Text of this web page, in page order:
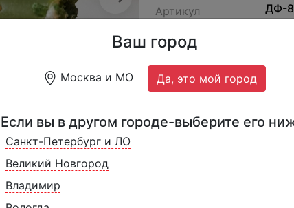
Ваш город
Москва и МО Да, это мой город
Если вы в другом городе-выберите его
Санкт-Петербург и ЛО
Великий Новгород
Владимир
Артикул
ДФ-
Торт Фисташковый с
Морозом